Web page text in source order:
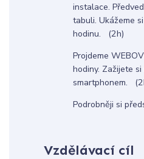
instalace.
tabuli. Ukážeme
hodinu. (2h)
Projdeme
hodiny. Zažijete si
smartphonem.
Podrobněji si
Vzdělávací cíl